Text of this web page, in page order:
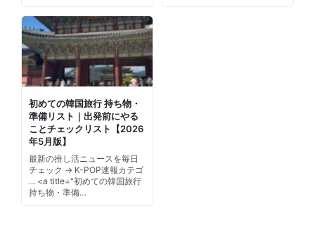
初めての韓国旅行 持ち物・
準備リスト｜出発前にやる
ことチェックリスト【2026
年5月版】
最新の推し活ニュースを毎日
チェック → K-POP速報カテゴ
... <a title="初めての韓国旅行
持ち物・準備…